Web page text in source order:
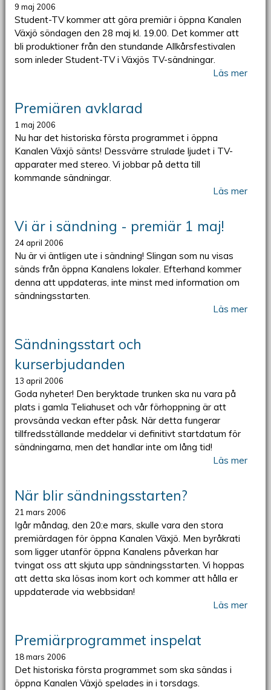
9 maj 2006
Student-TV kommer att göra premiär i öppna Kanalen
Växjö söndagen den 28 maj kl. 19.00. Det kommer att
bli produktioner från den stundande Allkårsfestivalen
som inleder Student-TV i Växjös TV-sändningar.
Läs mer
Premiären avklarad
1 maj 2006
Nu har det historiska första programmet i öppna
Kanalen Växjö sänts! Dessvärre strulade ljudet i TV-
apparater med stereo. Vi jobbar på detta till
kommande sändningar.
Läs mer
Vi är i sändning - premiär 1 maj!
24 april 2006
Nu är vi äntligen ute i sändning! Slingan som nu visas
sänds från öppna Kanalens lokaler. Efterhand kommer
denna att uppdateras, inte minst med information om
sändningsstarten.
Läs mer
Sändningsstart och
kurserbjudanden
13 april 2006
Goda nyheter! Den beryktade trunken ska nu vara på
plats i gamla Teliahuset och vår förhoppning är att
provsända veckan efter påsk. När detta fungerar
tillfredsställande meddelar vi definitivt startdatum för
sändningarna, men det handlar inte om lång tid!
Läs mer
När blir sändningsstarten?
21 mars 2006
Igår måndag, den 20:e mars, skulle vara den stora
premiärdagen för öppna Kanalen Växjö. Men byråkrati
som ligger utanför öppna Kanalens påverkan har
tvingat oss att skjuta upp sändningsstarten. Vi hoppas
att detta ska lösas inom kort och kommer att hålla er
uppdaterade via webbsidan!
Läs mer
Premiärprogrammet inspelat
18 mars 2006
Det historiska första programmet som ska sändas i
öppna Kanalen Växjö spelades in i torsdags.